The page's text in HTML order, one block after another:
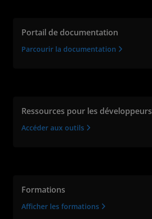
Portail de documentation
Parcourir la documentation
Ressources pour les développeurs
Accéder aux outils
Formations
Afficher les formations